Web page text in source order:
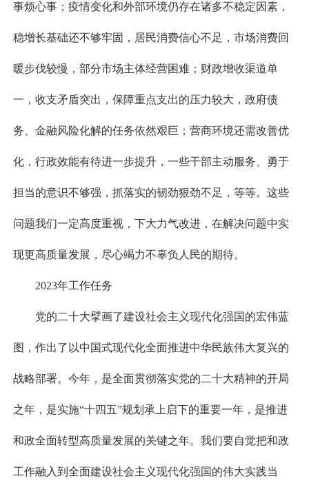
事烦心事；疫情变化和外部环境仍存在诸多不稳定因素，
稳增长基础还不够牢固，居民消费信心不足，市场消费回
暖步伐较慢，部分市场主体经营困难；财政增收渠道单
一，收支矛盾突出，保障重点支出的压力较大，政府债
务、金融风险化解的任务依然艰巨；营商环境还需改善优
化，行政效能有待进一步提升，一些干部主动服务、勇于
担当的意识不够强，抓落实的韧劲狠劲不足，等等。这些
问题我们一定高度重视，下大力气改进，在解决问题中实
现更高质量发展，尽心竭力不辜负人民的期待。
2023年工作任务
党的二十大擘画了建设社会主义现代化强国的宏伟蓝
图，作出了以中国式现代化全面推进中华民族伟大复兴的
战略部署。今年，是全面贯彻落实党的二十大精神的开局
之年，是实施“十四五”规划承上启下的重要一年，是推进
和政全面转型高质量发展的关键之年。我们要自觉把和政
工作融入到全面建设社会主义现代化强国的伟大实践当